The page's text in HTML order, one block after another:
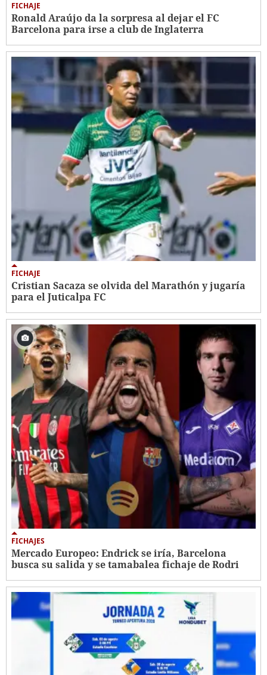
FICHAJE
Ronald Araújo da la sorpresa al dejar el FC
Barcelona para irse a club de Inglaterra
FICHAJE
Cristian Sacaza se olvida del Marathón y jugaría
para el Juticalpa FC
FICHAJES
Mercado Europeo: Endrick se iría, Barcelona
busca su salida y se tamabalea fichaje de Rodri